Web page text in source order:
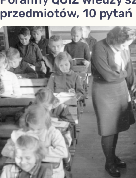
przedmiotów, 10 pytań